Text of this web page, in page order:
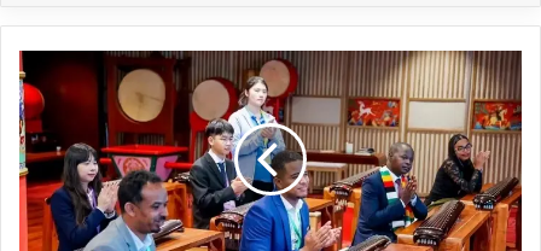
8th
China-
Africa
Youth
Festival:
Awọn
ọrẹ
lati